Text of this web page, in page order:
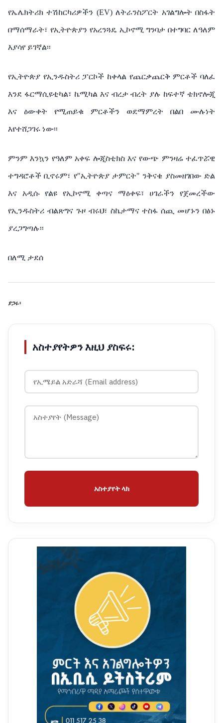
የኤሌክትሪክ ተሽከርካሪዎችን (EV)ለትራንስፖርት አገልግሎት በስፋት
በማሰማራት፣ የኢትዮጵያን የአረንጓዴ ኢኮኖሚ ግንባታ በተግባር ለዓለም
እያሳየ ይገኛል፡፡
የኢትዮጵያ የኢንዱስትሪ ፓርኮች ከቀላል የጨርቃጨርቅ ምርቶች ባለፈ
እንደ ፋርማሲዩቲካል፣ ኬሚካል እና ብረታ ብረት ያሉ ከፍተኛ ቴክኖሎጂ
እና ዕውቀት የሚጠይቁ ምርቶችን ወደማምረት በልበ ሙሉነት
እየተሸጋገሩ ነው፡፡
ምንም እንኳን የዓለም አቀፍ ሎጂስቲክስ እና የውጭ ምንዛሬ ተፈጥሯዊ
ተግዳሮቶች ቢኖሩም፣ የ"ኢትዮጵያ ታምርት" ንቅናቄ ያስመዘገበው ድል
እና አዲሱ የልዩ የኢኮኖሚ ቀጣና ማዕቀፍ፣ ሀገራችን የጀመረችው
የኢንዱስትሪ ብልጽግና ጉዞ ብሩህ፣ ስኬታማና ተስፋ ሰጪ መሆኑን በፅኑ
ያረጋግጣሉ፡፡
በለሚ ታደሰ
ያጋሩ፡
አስተያየትዎን እዚህ ያስፍሩ:
አስተያየት ላክ